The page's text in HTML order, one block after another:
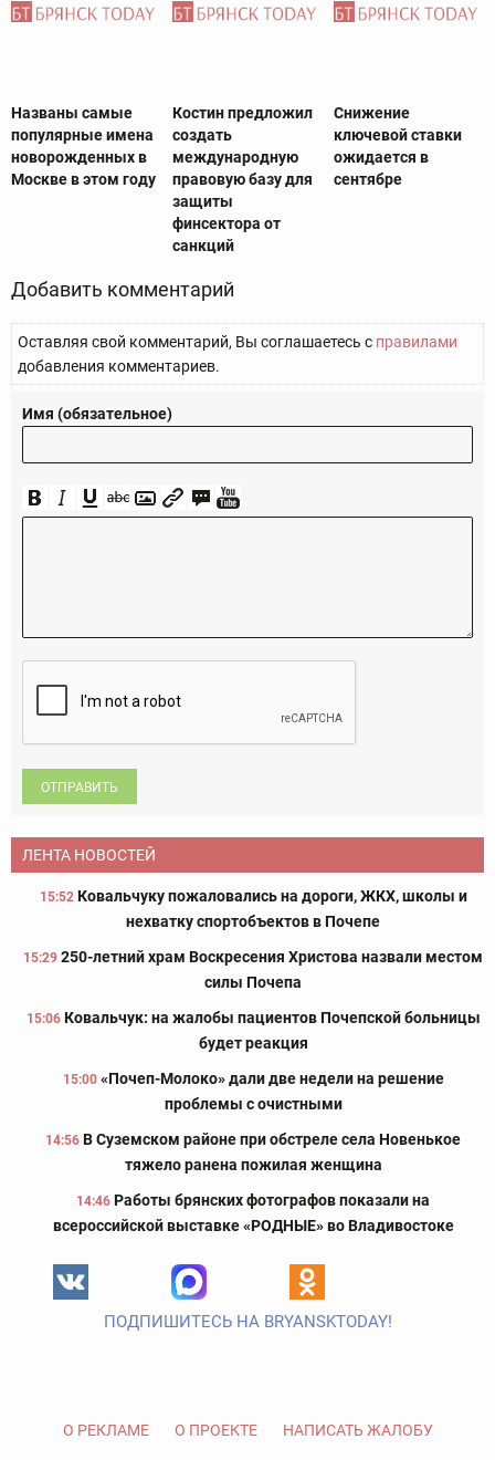
Названы самые
популярные имена
новорожденных в
Москве в этом году
Костин предложил
создать
международную
правовую базу для
защиты
финсектора от
санкций
Cнижение
ключевой ставки
ожидается в
сентябре
Добавить комментарий
Оставляя свой комментарий, Вы соглашаетесь с правилами
добавления комментариев.
Имя (обязательное)
ОТПРАВИТЬ
ЛЕНТА НОВОСТЕЙ
15:52 Ковальчуку пожаловались на дороги, ЖКХ, школы и
нехватку спортобъектов в Почепе
15:29 250-летний храм Воскресения Христова назвали местом
силы Почепа
15:06 Ковальчук: на жалобы пациентов Почепской больницы
будет реакция
15:00 «Почеп-Молоко» дали две недели на решение
проблемы с очистными
14:56 В Суземском районе при обстреле села Новенькое
тяжело ранена пожилая женщина
14:46 Работы брянских фотографов показали на
всероссийской выставке «РОДНЫЕ» во Владивостоке
ПОДПИШИТЕСЬ НА BRYANSKTODAY!
О РЕКЛАМЕ О ПРОЕКТЕ НАПИСАТЬ ЖАЛОБУ